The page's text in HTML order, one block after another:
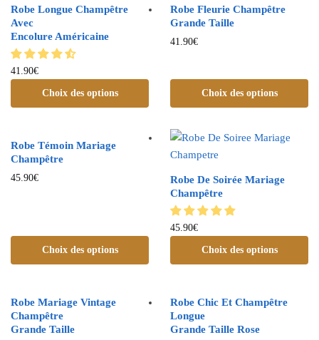
Robe Longue Champêtre
Avec
Encolure Américaine
41.90€
Choix des options
Robe Fleurie Champêtre
Grande Taille
41.90€
Choix des options
Robe Témoin Mariage
Champêtre
45.90€
Choix des options
Robe De Soirée Mariage
Champêtre
45.90€
Choix des options
Robe Mariage Vintage
Champêtre
Grande Taille
Robe Chic Et Champêtre
Longue
Grande Taille Rose